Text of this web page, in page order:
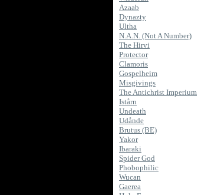
Azaab
Dynazty
Ultha
N.A.N. (Not A Number)
The Hirvi
Protector
Clamoris
Gospelheim
Misgivings
The Antichrist Imperium
Istårn
Undeath
Udånde
Brutus (BE)
Yakor
Ibaraki
Spider God
Phobophilic
Wucan
Gaerea